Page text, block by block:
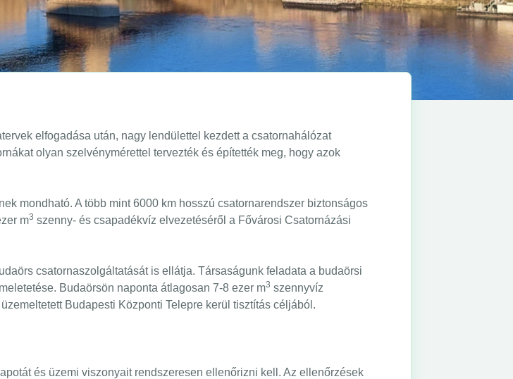
elfogadása után, nagy lendülettel kezdett a csatornahálózat
olyan szelvénymérettel tervezték és építették meg, hogy azok
mondható. A több mint 6000 km hosszú csatornarendszer biztonságos
m3 szenny- és csapadékvíz elvezetéséről a Fővárosi Csatornázási
csatornaszolgáltatását is ellátja. Társaságunk feladata a budaörsi
Budaörsön naponta átlagosan 7-8 ezer m3 szennyvíz
Budapesti Központi Telepre kerül tisztítás céljából.
és üzemi viszonyait rendszeresen ellenőrizni kell. Az ellenőrzések